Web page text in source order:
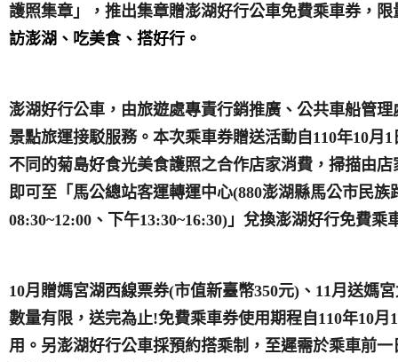
護照集章」，推出集章贈澎湖好行公車免費乘車券，限
訪澎湖、吃美食、搭好行。
澎湖好行公車，由旅遊處專責行銷推廣、公共車船管
景點旅運接駁服務。本次乘車券贈送活動自 110年10月 1
不同的菊島好食光美食護照之合作店家消費，掃描由店
即可至「馬公總站客運轉運中心(880澎湖縣馬公市民族
08:30~12:00 、下午13:30~16:30) 」兌換澎湖好行免費乘
10月贈媽宮湖西線票券(市值新臺幣350元) 、 11月送媽
數量有限，送完為止!免費乘車券使用期程自 110年10月 1
用。另澎湖好行公車採預約搭乘制，至遲需於乘車前一